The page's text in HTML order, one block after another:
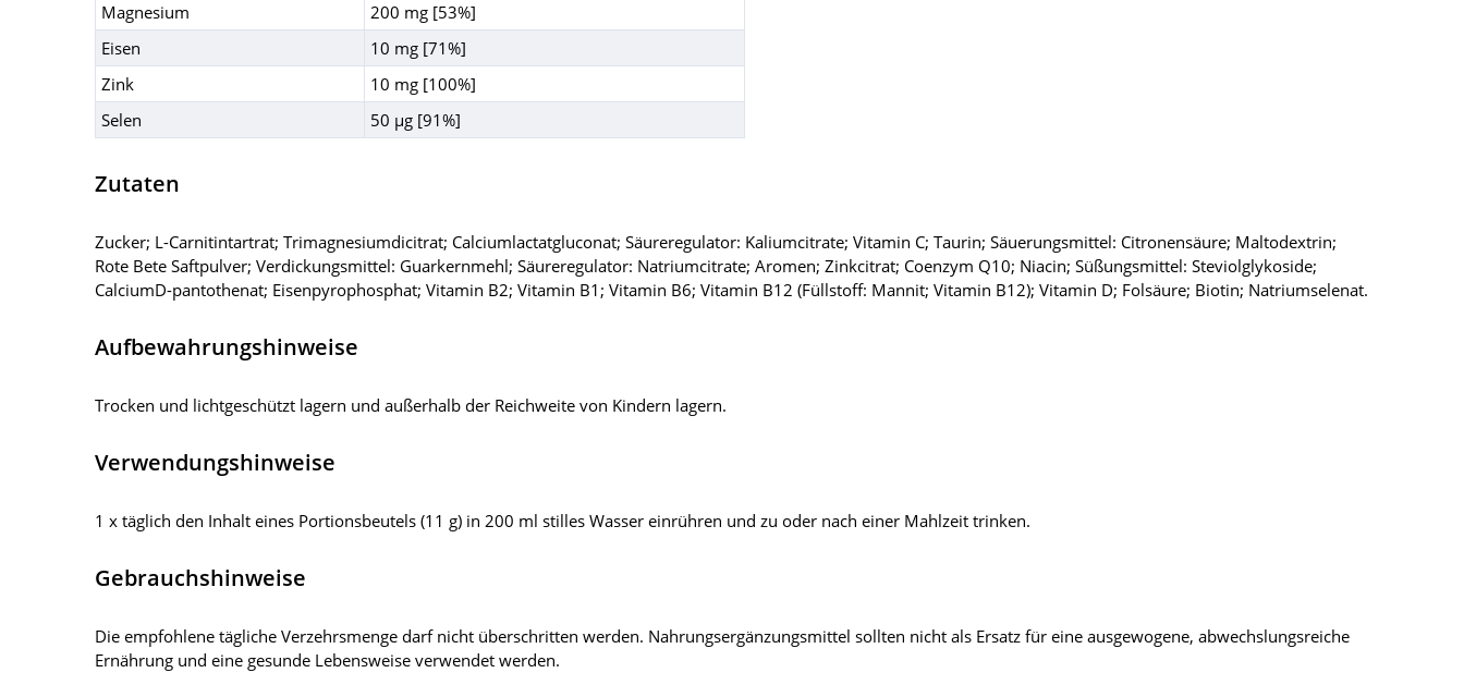
Magnesium
200 mg [53%]
Eisen
10 mg [71%]
Zink
10 mg [100%]
Selen
50 µg [91%]
Zutaten
Zucker; L-Carnitintartrat; Trimagnesiumdicitrat; Calciumlactatgluconat; Säureregulator: Kaliumcitrate; Vitamin C; Taurin; Säuerungsmittel: Citronensäure; Maltodextrin;
Rote Bete Saftpulver; Verdickungsmittel: Guarkernmehl; Säureregulator: Natriumcitrate; Aromen; Zinkcitrat; Coenzym Q10; Niacin; Süßungsmittel: Steviolglykoside;
CalciumD-pantothenat; Eisenpyrophosphat; Vitamin B2; Vitamin B1; Vitamin B6; Vitamin B12 (Füllstoff: Mannit; Vitamin B12); Vitamin D; Folsäure; Biotin; Natriumselenat.
Aufbewahrungshinweise
Trocken und lichtgeschützt lagern und außerhalb der Reichweite von Kindern lagern.
Verwendungshinweise
1 x täglich den Inhalt eines Portionsbeutels (11 g) in 200 ml stilles Wasser einrühren und zu oder nach einer Mahlzeit trinken.
Gebrauchshinweise
Die empfohlene tägliche Verzehrsmenge darf nicht überschritten werden. Nahrungsergänzungsmittel sollten nicht als Ersatz für eine ausgewogene, abwechslungsreiche
Ernährung und eine gesunde Lebensweise verwendet werden.